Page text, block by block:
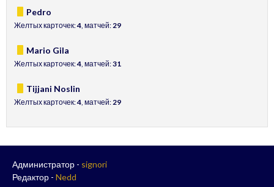
Pedro
Желтых карточек:4 , матчей: 29
Mario Gila
Желтых карточек:4 , матчей:31
Tijjani Noslin
Желтых карточек:4 , матчей: 29
Администратор - signori
Редактор - Nedd